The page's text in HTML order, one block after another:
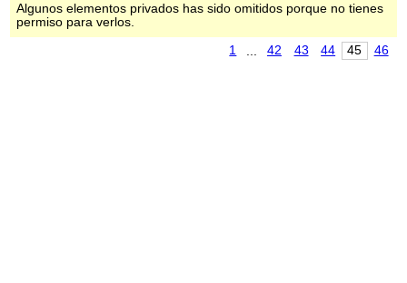
Algunos elementos privados has sido omitidos porque no tienes
permiso para verlos.
1 42 43 44 45 46